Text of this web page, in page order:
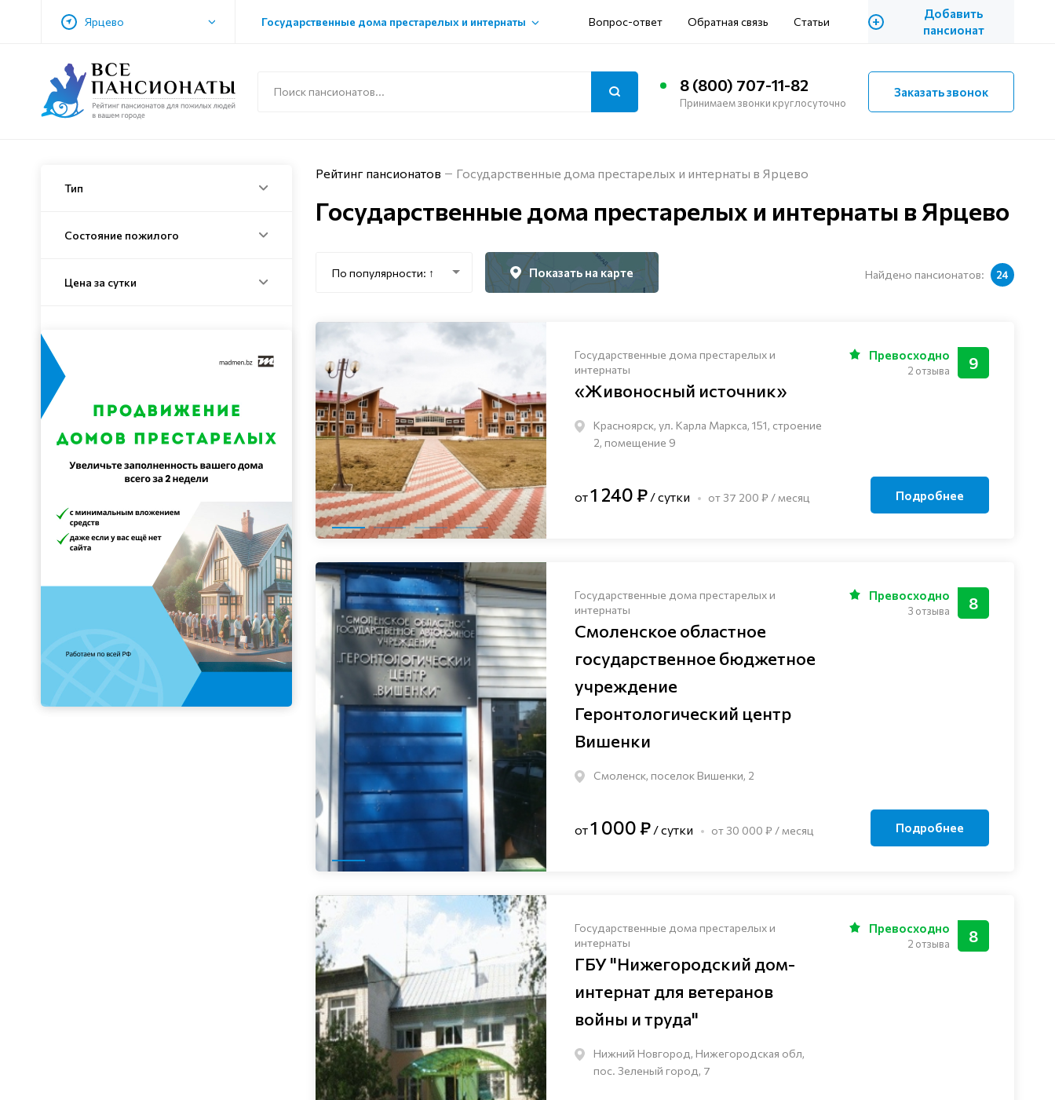
Ярцево Государственные дома престарелых и интернаты Вопрос-ответ Обратная связь Статьи +
Добавить
пансионат
8 (800) 707-11-82
Принимаем звонки круглосуточно
Заказать звонок
Тип
Состояние пожилого
Цена за сутки
Рейтинг пансионатов Государственные дома престарелых и интернаты в Ярцево
Государственные дома престарелых и интернаты в Ярцево
По популярности: ↑ Показать на карте Найдено пансионатов: 24
Государственные дома престарелых и
интернаты
«Живоносный источник»
Красноярск, ул. Карла Маркса, 151, строение
2, помещение 9
9
Превосходно
2 отзыва
от1 240 ₽ / сутки от 37 200 ₽ / месяц Подробнее
Государственные дома престарелых и
интернаты
Смоленское областное
государственное бюджетное
учреждение
Геронтологический центр
Вишенки
Смоленск, поселок Вишенки, 2
8
Превосходно
3 отзыва
от1 000 ₽ / сутки от 30 000 ₽ / месяц Подробнее
Государственные дома престарелых и
интернаты
ГБУ "Нижегородский дом-
интернат для ветеранов
войны и труда"
Нижний Новгород, Нижегородская обл,
пос. Зеленый город, 7
8
Превосходно
2 отзыва